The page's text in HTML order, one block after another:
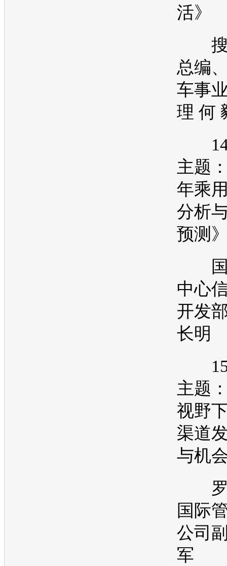
活》
搜
总编
车事
理 何
主题
年乘
分析
预测
国
中心
开发
长明
主题
视野
渠道
与机
罗
国际
公司
军